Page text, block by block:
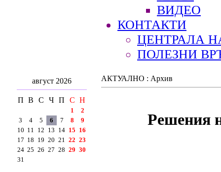
ВИДЕО
КОНТАКТИ
ЦЕНТРАЛА
ПОЛЕЗНИ
август 2026
П В С Ч П С Н
1
2
3
4 5 6 7 8
9
10 11 12 13 14 15 16
17 18 19 20 21 22 23
24 25 26 27 28 29 30
31
АКТУАЛНО : Архив
Решения